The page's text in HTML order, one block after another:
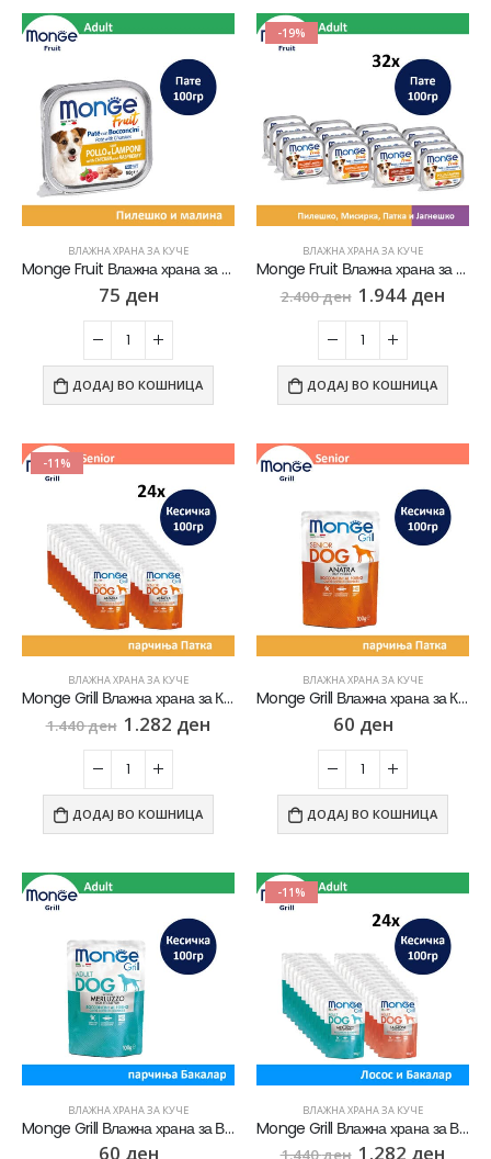
ВЛАЖНА ХРАНА ЗА КУЧЕ
Monge Fruit Влажна храна за кучиња со Пилешко пате и малина [Паштета 100гр]
75 ден
ДОДАЈ ВО КОШНИЦА
-19%
ВЛАЖНА ХРАНА ЗА КУЧЕ
Monge Fruit Влажна храна за кучиња месен микс СЕТ 32х [Паштета 100гр]
2.400ден 1.944 ден
ДОДАЈ ВО КОШНИЦА
-11%
ВЛАЖНА ХРАНА ЗА КУЧЕ
Monge Grill Влажна храна за Кучиња Сениори со Патка СЕТ 24х [Кесичка 100гр]
1.440ден 1.282 ден
ДОДАЈ ВО КОШНИЦА
ВЛАЖНА ХРАНА ЗА КУЧЕ
Monge Grill Влажна храна за Кучиња Сениори со Патка [Кесичка 100гр]
60 ден
ДОДАЈ ВО КОШНИЦА
ВЛАЖНА ХРАНА ЗА КУЧЕ
Monge Grill Влажна храна за Возрасни кучиња со Бакалар [Кесичка 100гр]
60 ден
-11%
ВЛАЖНА ХРАНА ЗА КУЧЕ
Monge Grill Влажна храна за Возрасни кучиња со 2 вкуса на риба СЕТ 24х [Кесичка 100гр]
1.440ден 1.282 ден